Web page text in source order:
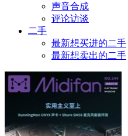
声音合成
评论访谈
二手
最新想买进的二手
最新想卖出的二手